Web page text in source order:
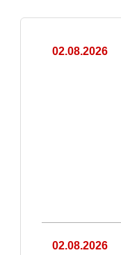
02.08.2026
02.08.2026